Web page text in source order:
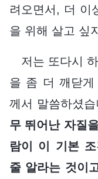
려오면서, 더 이
을 위해 살고 싶
저는 또다시
을 좀 더 깨닫게
께서 말씀하셨
무 뛰어난 자질
람이 이 기본
줄 알라는 것이